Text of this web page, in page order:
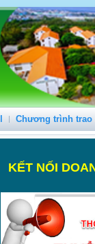
Chương trình
KẾT NỐI